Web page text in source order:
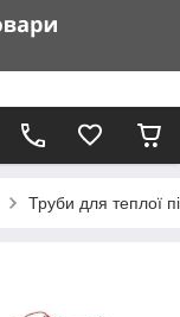
Труби для теплої